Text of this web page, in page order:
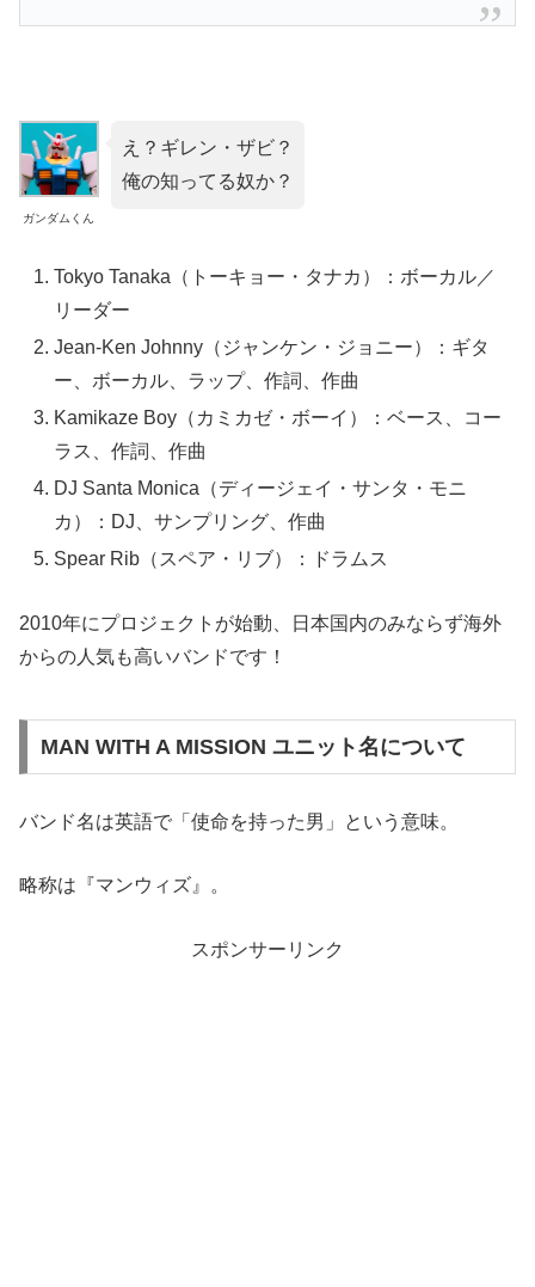
ガンダムくん
え？ギレン・ザビ？
俺の知ってる奴か？
Tokyo Tanaka（トーキョー・タナカ）：ボーカル／
リーダー
Jean-Ken Johnny（ジャンケン・ジョニー）：ギタ
ー、ボーカル、ラップ、作詞、作曲
Kamikaze Boy（カミカゼ・ボーイ）：ベース、コー
ラス、作詞、作曲
DJ Santa Monica（ディージェイ・サンタ・モニ
カ）：DJ、サンプリング、作曲
Spear Rib（スペア・リブ）：ドラムス
2010年にプロジェクトが始動、日本国内のみならず海外
からの人気も高いバンドです！
MAN WITH A MISSION ユニット名について
バンド名は英語で「使命を持った男」という意味。
略称は『マンウィズ』。
スポンサーリンク